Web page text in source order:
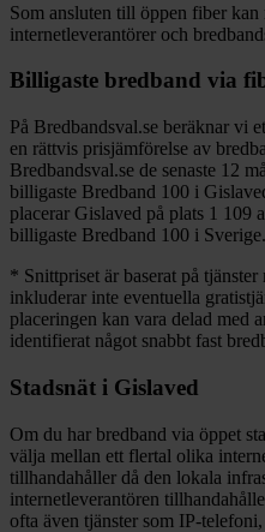
Som ansluten till öppen fiber
internetleverantörer och
Billigaste bredband via
På Bredbandsval.se beräknar vi
en rättvis prisjämförelse av
Bredbandsval.se de senaste 12
billigaste Bredband 100 i
placerar Gislaved på plats 1 109
billigaste Bredband 100 i Sverige.
* Snittpriset är baserat på tjänster
inkluderar inte eventuella
placeringen kan vara delad med
identifierat något snabbt fast
Stadsnät i Gislaved
Om du har bredband via öppet
välja mellan ett flertal olika
tillhandahåller då den lokala
internetleverantören
ofta även tjänster som IP-